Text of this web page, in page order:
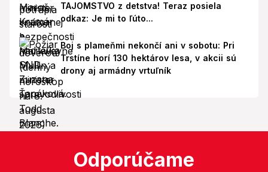
TAJOMSTVO z detstva! Teraz posiela
odkaz: Je mi to ľúto...
Boj s plameňmi nekončí ani v sobotu: Pri
Trstíne horí 130 hektárov lesa, v akcii sú
drony aj armádny vrtuľník
Odporúčame